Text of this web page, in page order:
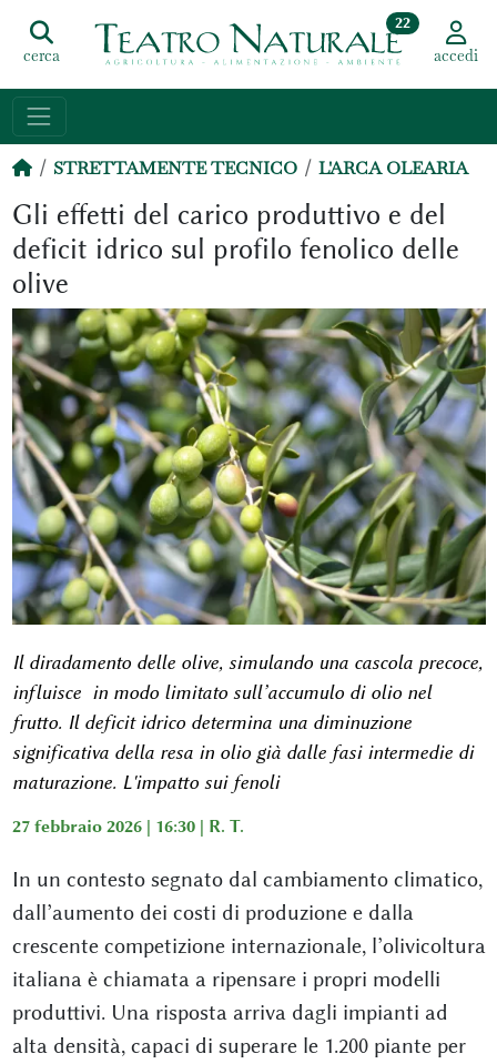
cerca
22
accedi
STRETTAMENTE TECNICO L'ARCA OLEARIA
Gli effetti del carico produttivo e del
deficit idrico sul profilo fenolico delle
olive
Il diradamento delle olive, simulando una cascola precoce,
influisce in modo limitato sull’accumulo di olio nel
frutto. Il deficit idrico determina una diminuzione
significativa della resa in olio già dalle fasi intermedie di
maturazione. L'impatto sui fenoli
27 febbraio 2026 | 16:30 | R. T.
In un contesto segnato dal cambiamento climatico,
dall’aumento dei costi di produzione e dalla
crescente competizione internazionale, l’olivicoltura
italiana è chiamata a ripensare i propri modelli
produttivi. Una risposta arriva dagli impianti ad
alta densità, capaci di superare le 1.200 piante per